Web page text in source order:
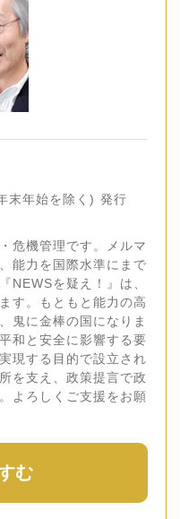
末年始を除く) 発行
危機管理です。メルマ
能力を国際水準にまで
NEWSを疑え！』は、
す。もともと能力の高
鬼に金棒の国になりま
和と安全に影響する要
現する目的で設立され
を支え、政策提言で政
よろしくご支援をお願
む